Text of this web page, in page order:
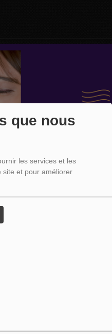
que nous
les services et les
site et pour améliorer